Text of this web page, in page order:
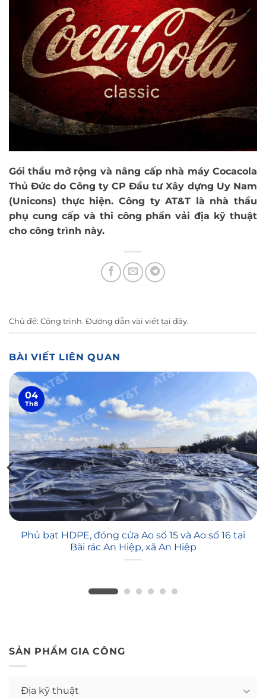
Gói thầu mở rộng và nâng cấp nhà máy Cocacola
Thủ Đức do Công ty CP Đầu tư Xây dựng Uy Nam
(Unicons) thực hiện. Công ty AT&T là nhà thầu
phụ cung cấp và thi công phần vải địa kỹ thuật
cho công trình này.
Chủ đề: Công trình. Đường dẫn vài viết tại đây.
BÀI VIẾT LIÊN QUAN
Phủ bạt HDPE, đóng cửa Ao số 15 và Ao số 16 tại
Bãi rác An Hiệp, xã An Hiệp
04
Th8
SẢN PHẨM GIA CÔNG
Địa kỹ thuật